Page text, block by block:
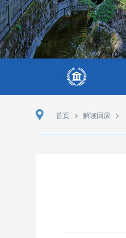
首页 > 解读回应 >